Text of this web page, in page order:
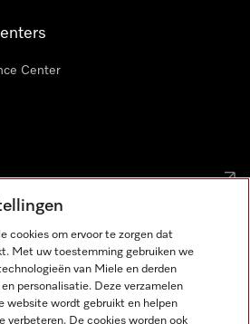
Center
cookies om ervoor te zorgen dat
Met uw toestemming gebruiken we
van Miele en derden
personalisatie. Deze verzamelen
website wordt gebruikt en helpen
verbeteren. De cookies worden ook